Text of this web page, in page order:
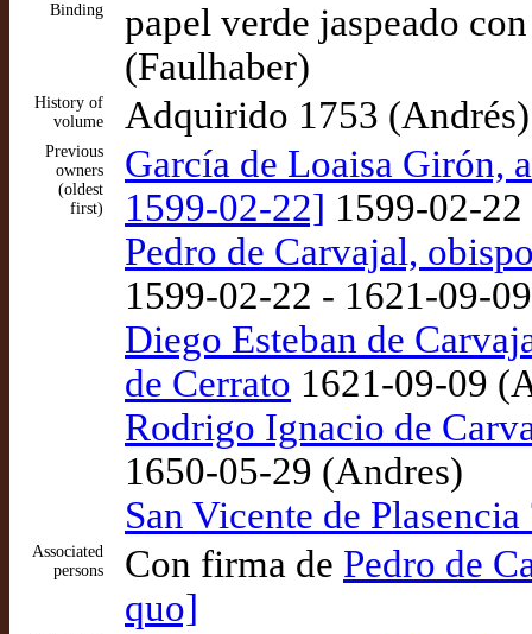
Binding
papel verde jaspeado
(Faulhaber)
History of
volume
Adquirido 1753 (Andrés)
Previous
owners
(oldest
first)
García de Loaisa Girón,
1599-02-22] 1599-02-22
Pedro de Carvajal,
1599-02-22 - 1621-09-
Diego Esteban de
de Cerrato 1621-09-09
Rodrigo Ignacio de
1650-05-29 (Andres)
San Vicente de Plasencia
Associated
persons
Con firma de Pedro de
quo]